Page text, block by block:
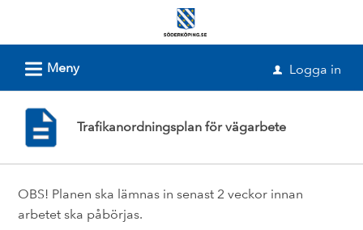
Söderköpings
L Meny u Logga in
Trafikanordningsplan för vägarbete
OBS! Planen ska lämnas in senast 2 veckor innan
arbetet ska påbörjas.